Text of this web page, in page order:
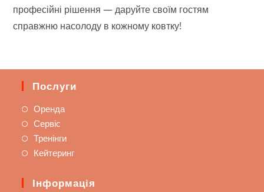
професійні рішення — даруйте своїм гостям
справжню насолоду в кожному ковтку!
Послуги
Оренда
Сервіс
Тренінги
Кейтеринг
Інформація